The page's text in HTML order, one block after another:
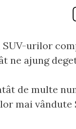
SUV-urilor
ne ajung
de multe
mai vândute